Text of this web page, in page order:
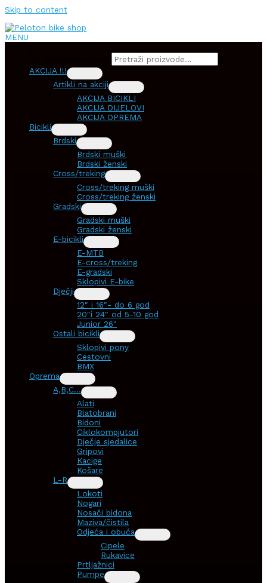
Skip to content
MENU
AKCIJA !!!
Artikli na akciji
AKCIJA BICIKLI
AKCIJA DIJELOVI
AKCIJA OPREMA
Bicikli
Brdski
Brdski muški
Brdski ženski
Cross/treking
Cross/treking muški
Cross/treking ženski
Gradski
Gradski muški
Gradski ženski
E-bicikli
E-MTB
E-cross/treking
E-gradski
Sklopivi E-bike
Dječji
12″ i 16″- do 6 god
20″i 24″ od 5-10 god
Junior 26″
Ostali bicikli
Sklopivi pony
Cestovni
BMX
Oprema
A,B,C…
Alati
Blatobrani
Bidoni
Ciklokompjutori
Dječje sjedalice
Gripovi
Kacige
Košare
L-R
Lokoti
Nogari
Nosači bidona
Maziva/čistila
Odjeća i obuća
Cipele
Rukavice
Prtljažnici
Pumpe